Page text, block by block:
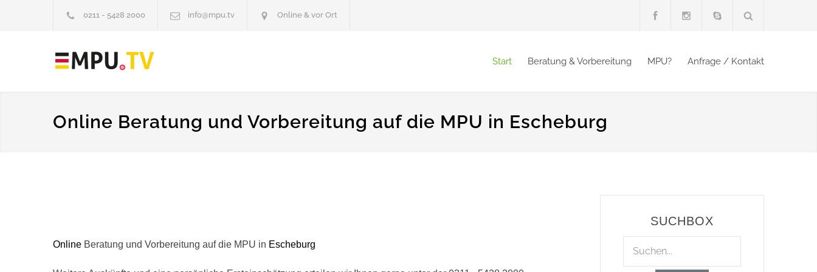
0211 - 5428 2000 info@mpu.tv Online & vor Ort
Start Beratung & Vorbereitung MPU? Anfrage / Kontakt
Online Beratung und Vorbereitung auf die MPU in Escheburg
Online Beratung und Vorbereitung auf die MPU in Escheburg
SUCHBOX